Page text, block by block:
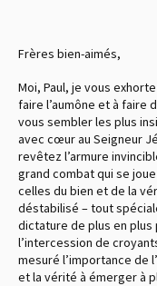
Frères bien-aimés,
Moi, Paul, je vous
faire l’aumône et à faire
vous sembler les plus
avec cœur au Seigneur
revêtez l’armure
grand combat qui se
celles du bien et de la
déstabilisé – tout
dictature de plus en plus
l’intercession de
mesuré l’importance de
et la vérité à émerger à